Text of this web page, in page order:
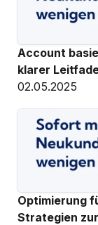
Account
klarer
02.05.2025
Optimierung
Strategien